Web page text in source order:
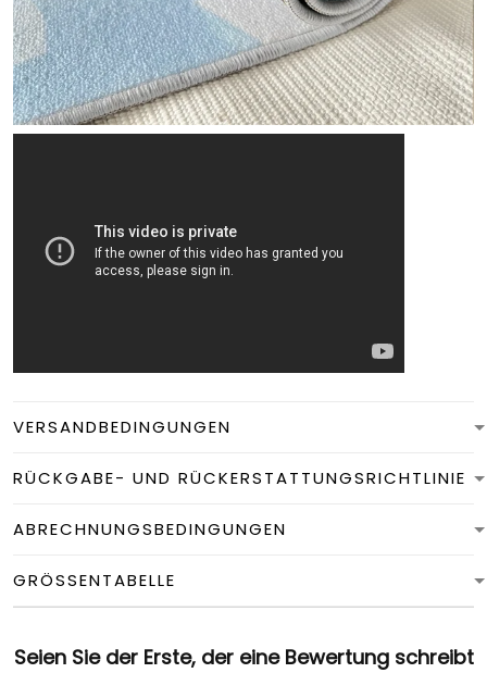
VERSANDBEDINGUNGEN
RÜCKGABE- UND RÜCKERSTATTUNGSRICHTLINIE
ABRECHNUNGSBEDINGUNGEN
GRÖSSENTABELLE
Seien Sie der Erste, der eine Bewertung schreibt